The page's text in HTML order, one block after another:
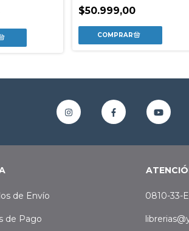
$50.999,00
de Envío
de Pago
0810-33-